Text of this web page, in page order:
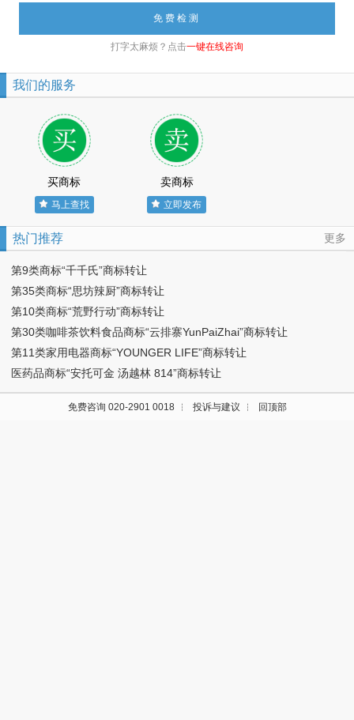
打字太麻烦？点击一键在线咨询
我们的服务
买商标
马上查找
卖商标
立即发布
更多
热门推荐
第9类商标“千千氏”商标转让
第35类商标“思坊辣厨”商标转让
第10类商标“荒野行动”商标转让
第30类咖啡茶饮料食品商标“云排寨YunPaiZhai”商标转让
第11类家用电器商标“YOUNGER LIFE”商标转让
医药品商标“安托可金 汤越林 814”商标转让
免费咨询 020-2901 0018 投诉与建议 回顶部